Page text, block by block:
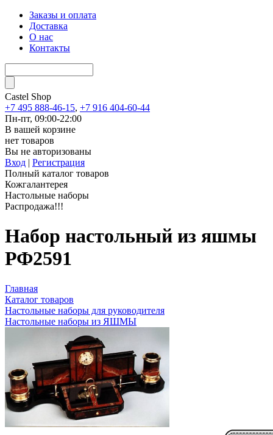
Заказы и оплата
Доставка
О нас
Контакты
Castel Shop
+7 495 888-46-15, +7 916 404-60-44
Пн-пт, 09:00-22:00
В вашей корзине
нет товаров
Вы не авторизованы
Вход | Регистрация
Полный каталог товаров
Кожгалантерея
Настольные наборы
Распродажа!!!
Набор настольный из яшмы
РФ2591
Главная
Каталог товаров
Настольные наборы для руководителя
Настольные наборы из ЯШМЫ